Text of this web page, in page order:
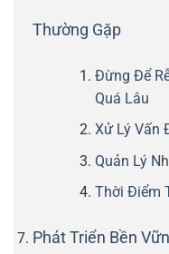
Thường Gặp
Đừng Để
Quá Lâu
Xử Lý Vấn
Quản Lý
Thời Điểm
Phát Triển Bền